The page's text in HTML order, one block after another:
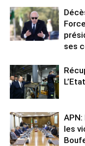
ses
les